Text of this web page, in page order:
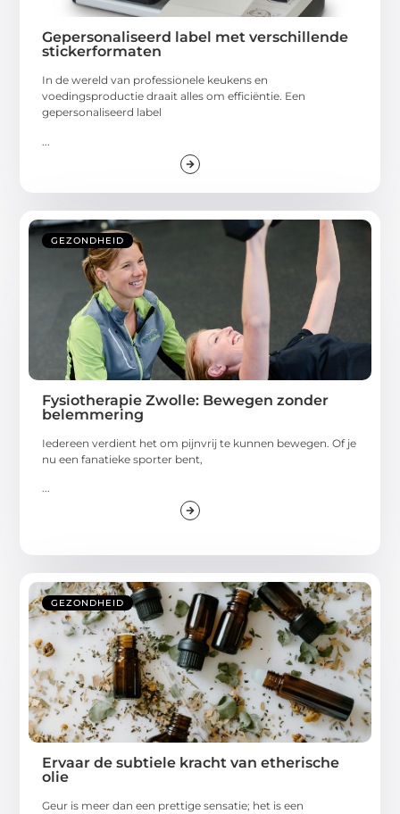
Gepersonaliseerd label met verschillende
stickerformaten
In de wereld van professionele keukens en
voedingsproductie draait alles om efficiëntie. Een
gepersonaliseerd label
GEZONDHEID
Fysiotherapie Zwolle: Bewegen zonder
belemmering
Iedereen verdient het om pijnvrij te kunnen bewegen. Of je
nu een fanatieke sporter bent,
...
GEZONDHEID
Ervaar de subtiele kracht van etherische
olie
Geur is meer dan een prettige sensatie; het is een